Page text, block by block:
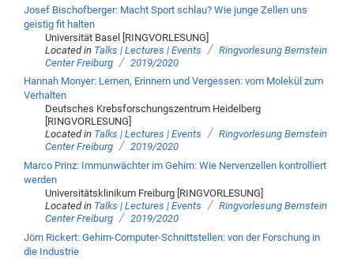
Josef Bischofberger: Macht Sport schlau? Wie junge Zellen uns
geistig fit halten
Universität Basel [RINGVORLESUNG]
Located in Talks | Lectures | Events / Ringvorlesung Bernstein
Center Freiburg / 2019/2020
Hannah Monyer: Lernen, Erinnern und Vergessen: vom Molekül zum
Verhalten
Deutsches Krebsforschungszentrum Heidelberg
[RINGVORLESUNG]
Located in Talks | Lectures | Events / Ringvorlesung Bernstein
Center Freiburg / 2019/2020
Marco Prinz: Immunwächter im Gehirn: Wie Nervenzellen kontrolliert
werden
Universitätsklinikum Freiburg [RINGVORLESUNG]
Located in Talks | Lectures | Events / Ringvorlesung Bernstein
Center Freiburg / 2019/2020
Jörn Rickert: Gehirn-Computer-Schnittstellen: von der Forschung in
die Industrie